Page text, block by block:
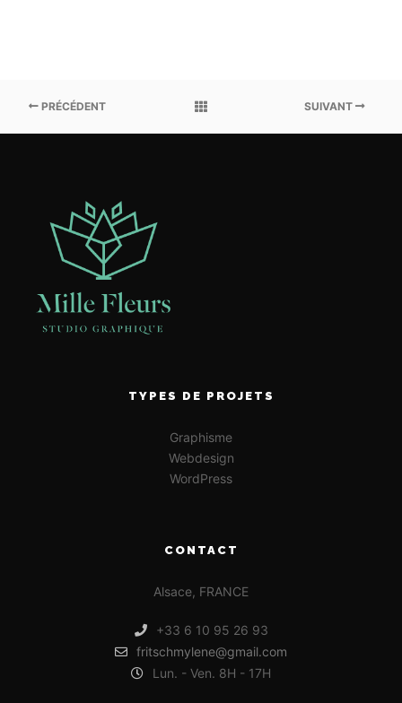
PRÉCÉDENT SUIVANT
TYPES DE PROJETS
Graphisme
Webdesign
WordPress
CONTACT
Alsace, FRANCE
+33 6 10 95 26 93
fritschmylene@gmail.com
Lun. - Ven. 8H - 17H